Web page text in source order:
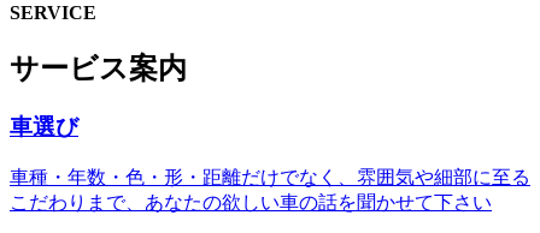
SERVICE
サービス案内
車選び
車種・年数・色・形・距離だけでなく、雰囲気や細部に至る
こだわりまで、あなたの欲しい車の話を聞かせて下さい